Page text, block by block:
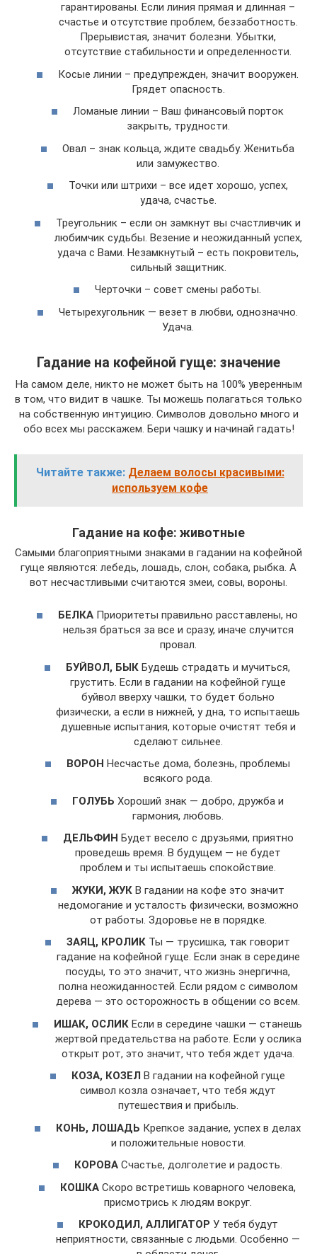
гарантированы. Если линия прямая и длинная –
счастье и отсутствие проблем, беззаботность.
Прерывистая, значит болезни. Убытки,
отсутствие стабильности и определенности.
Косые линии – предупрежден, значит вооружен.
Грядет опасность.
Ломаные линии – Ваш финансовый порток
закрыть, трудности.
Овал – знак кольца, ждите свадьбу. Женитьба
или замужество.
Точки или штрихи – все идет хорошо, успех,
удача, счастье.
Треугольник – если он замкнут вы счастливчик и
любимчик судьбы. Везение и неожиданный успех,
удача с Вами. Незамкнутый – есть покровитель,
сильный защитник.
Черточки – совет смены работы.
Четырехугольник — везет в любви, однозначно.
Удача.
Гадание на кофейной гуще: значение
На самом деле, никто не может быть на 100% уверенным
в том, что видит в чашке. Ты можешь полагаться только
на собственную интуицию. Символов довольно много и
обо всех мы расскажем. Бери чашку и начинай гадать!
Читайте также: Делаем волосы красивыми:
используем кофе
Гадание на кофе: животные
Самыми благоприятными знаками в гадании на кофейной
гуще являются: лебедь, лошадь, слон, собака, рыбка. А
вот несчастливыми считаются змеи, совы, вороны.
БЕЛКА Приоритеты правильно расставлены, но
нельзя браться за все и сразу, иначе случится
провал.
БУЙВОЛ, БЫК Будешь страдать и мучиться,
грустить. Если в гадании на кофейной гуще
буйвол вверху чашки, то будет больно
физически, а если в нижней, у дна, то испытаешь
душевные испытания, которые очистят тебя и
сделают сильнее.
ВОРОН Несчастье дома, болезнь, проблемы
всякого рода.
ГОЛУБЬ Хороший знак — добро, дружба и
гармония, любовь.
ДЕЛЬФИН Будет весело с друзьями, приятно
проведешь время. В будущем — не будет
проблем и ты испытаешь спокойствие.
ЖУКИ, ЖУКВ гадании на кофе это значит
недомогание и усталость физически, возможно
от работы. Здоровье не в порядке.
ЗАЯЦ, КРОЛИКТы — трусишка, так говорит
гадание на кофейной гуще. Если знак в середине
посуды, то это значит, что жизнь энергична,
полна неожиданностей. Если рядом с символом
дерева — это осторожность в общении со всем.
ИШАК, ОСЛИК Если в середине чашки — станешь
жертвой предательства на работе. Если у ослика
открыт рот, это значит, что тебя ждет удача.
КОЗА, КОЗЕЛ В гадании на кофейной гуще
символ козла означает, что тебя ждут
путешествия и прибыль.
КОНЬ, ЛОШАДЬ Крепкое задание, успех в делах
и положительные новости.
КОРОВАСчастье, долголетие и радость.
КОШКА Скоро встретишь коварного человека,
присмотрись к людям вокруг.
КРОКОДИЛ, АЛЛИГАТОР У тебя будут
неприятности, связанные с людьми. Особенно —